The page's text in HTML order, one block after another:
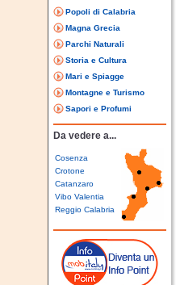
Popoli di Calabria
Magna Grecia
Parchi Naturali
Storia e Cultura
Mari e Spiagge
Montagne e Turismo
Sapori e Profumi
Da vedere a...
Cosenza
Crotone
Catanzaro
Vibo Valentia
Reggio Calabria